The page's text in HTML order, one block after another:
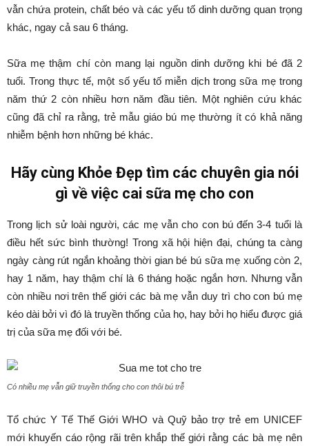
vẫn chứa protein, chất béo và các yếu tố dinh dưỡng quan trọng
khác, ngay cả sau 6 tháng.
Sữa mẹ thậm chí còn mang lại nguồn dinh dưỡng khi bé đã 2
tuổi. Trong thực tế, một số yếu tố miễn dịch trong sữa mẹ trong
năm thứ 2 còn nhiều hơn năm đầu tiên. Một nghiên cứu khác
cũng đã chỉ ra rằng, trẻ mẫu giáo bú mẹ thường ít có khả năng
nhiễm bệnh hơn những bé khác.
Hãy cùng Khỏe Đẹp tìm các chuyên gia nói
gì về việc cai sữa mẹ cho con
Trong lịch sử loài người, các mẹ vẫn cho con bú đến 3-4 tuổi là
điều hết sức bình thường! Trong xã hội hiện đại, chúng ta càng
ngày càng rút ngắn khoảng thời gian bé bú sữa mẹ xuống còn 2,
hay 1 năm, hay thậm chí là 6 tháng hoặc ngắn hơn. Nhưng vẫn
còn nhiều nơi trên thế giới các bà mẹ vẫn duy trì cho con bú mẹ
kéo dài bởi vì đó là truyền thống của họ, hay bởi họ hiểu được giá
trị của sữa mẹ đối với bé.
Có nhiều mẹ vẫn giữ truyền thống cho con thôi bú trễ
Tổ chức Y Tế Thế Giới WHO và Quỹ bảo trợ trẻ em UNICEF
mới khuyến cáo rộng rãi trên khắp thế giới rằng các bà mẹ nên